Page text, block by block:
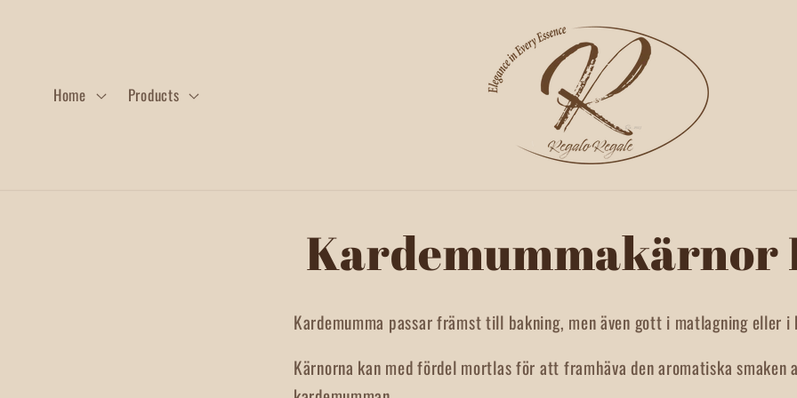
Home Products
product
information
Kardemummakärnor
Kardemumma passar främst till bakning, men även gott i matlagning eller i
Kärnorna kan med fördel mortlas för att framhäva den aromatiska smaken